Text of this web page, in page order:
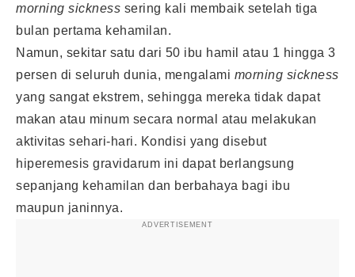
morning sickness sering kali membaik setelah tiga
bulan pertama kehamilan.
Namun, sekitar satu dari 50 ibu hamil atau 1 hingga 3
persen di seluruh dunia, mengalami morning sickness
yang sangat ekstrem, sehingga mereka tidak dapat
makan atau minum secara normal atau melakukan
aktivitas sehari-hari. Kondisi yang disebut
hiperemesis gravidarum ini dapat berlangsung
sepanjang kehamilan dan berbahaya bagi ibu
maupun janinnya.
ADVERTISEMENT